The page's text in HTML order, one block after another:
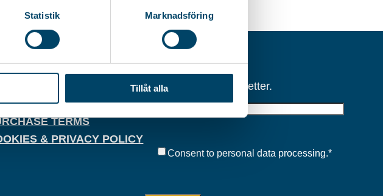
Statistik Marknadsföring
Tillåt alla
5885
TERMS
& PRIVACY POLICY
Sign up for our newsletter.
Samtycke*
Consent to personal data processing.*